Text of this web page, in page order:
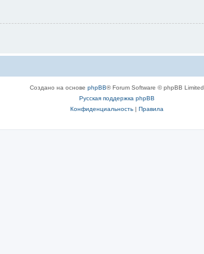
Создано на основе phpBB® Forum Software © phpBB Limited
Русская поддержка phpBB
Конфиденциальность| Правила